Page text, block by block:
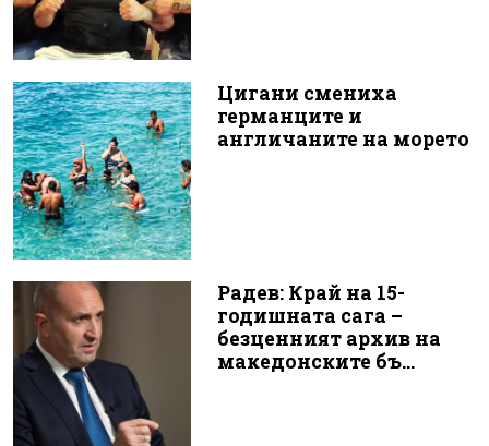
Цигани смениха
германците и
англичаните на морето
Радев: Край на 15-
годишната сага –
безценният архив на
македонските бъ...